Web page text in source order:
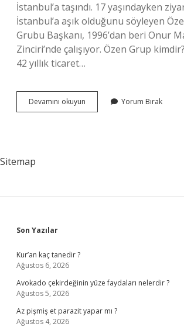
İstanbul’a taşındı. 17 yaşındayken
İstanbul’a aşık olduğunu söyleyen
Grubu Başkanı, 1996’dan beri Onur
Zinciri’nde çalışıyor. Özen Grup
42 yıllık ticaret…
Devamını okuyun
Marketin
Yorum Bırak
Sitemap
Sidebar
Son Yazılar
Kur’an kaç tanedir ?
Ağustos 6, 2026
Avokado çekirdeğinin yüze faydaları nelerdir ?
Ağustos 5, 2026
Az pişmiş et parazit yapar mı ?
Ağustos 4, 2026